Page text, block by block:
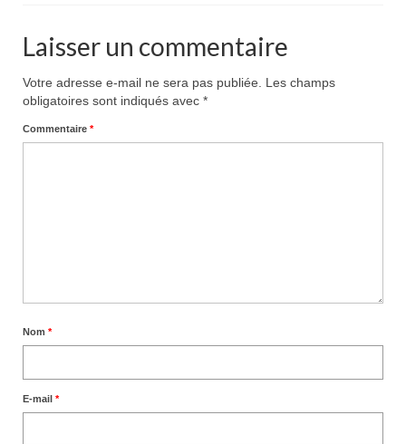
Laisser un commentaire
Votre adresse e-mail ne sera pas publiée.
Les champs
obligatoires sont indiqués avec *
Commentaire *
Nom *
E-mail *